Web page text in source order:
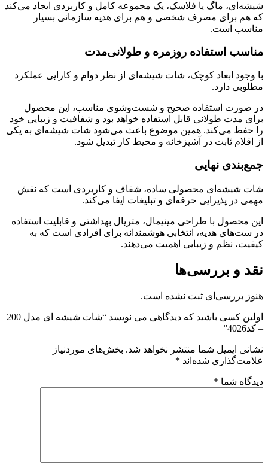
شیشه‌ای، ماگ یا فلاسک، یک مجموعه کامل و کاربردی ایجاد می‌کند
که هم برای مصرف شخصی و هم برای هدیه سازمانی بسیار
مناسب است.
مناسب استفاده روزمره و طولانی‌مدت
با وجود ابعاد کوچک، شات شیشه‌ای از نظر دوام و کارایی عملکرد
مطلوبی دارد.
در صورت استفاده صحیح و شست‌وشوی مناسب، این محصول
برای مدت طولانی قابل استفاده خواهد بود و شفافیت و زیبایی خود
را حفظ می‌کند. همین موضوع باعث می‌شود شات شیشه‌ای به یکی
از اقلام ثابت در آشپزخانه و محیط کار تبدیل شود.
جمع‌بندی نهایی
شات شیشه‌ای محصولی ساده، شفاف و کاربردی است که نقش
مهمی در پذیرایی حرفه‌ای و تبلیغات ایفا می‌کند.
این محصول با طراحی مینیمال، متریال بهداشتی و قابلیت استفاده
در ست‌های هدیه، انتخابی هوشمندانه برای افرادی است که به
کیفیت، نظم و زیبایی اهمیت می‌دهند.
نقد و بررسی‌ها
هنوز بررسی‌ای ثبت نشده است.
اولین کسی باشید که دیدگاهی می نویسد “شات شیشه ای مدل 200
– کد4026”
نشانی ایمیل شما منتشر نخواهد شد. بخش‌های موردنیاز
علامت‌گذاری شده‌اند *
دیدگاه شما *